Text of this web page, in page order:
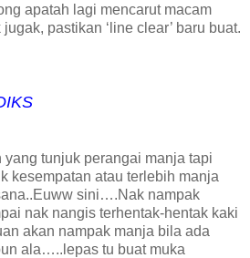
apatah lagi mencarut macam
pastikan ‘line clear’ baru buat.
yang tunjuk perangai manja tapi
kesempatan atau terlebih manja
sini….Nak nampak
nak nangis terhentak-hentak kaki
akan nampak manja bila ada
ala…..lepas tu buat muka